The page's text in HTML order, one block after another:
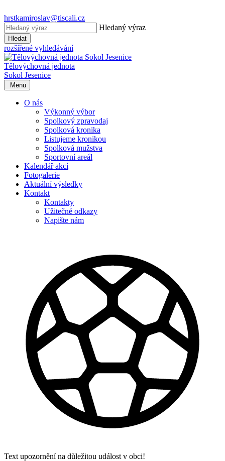
hrstkamiroslav@tiscali.cz
Hledaný výraz
Hledat
rozšířené vyhledávání
Tělovýchovná jednota
Sokol Jesenice
Menu
O nás
Výkonný výbor
Spolkový zpravodaj
Spolková kronika
Listujeme kronikou
Spolková mužstva
Sportovní areál
Kalendář akcí
Fotogalerie
Aktuální výsledky
Kontakt
Kontakty
Užitečné odkazy
Napište nám
Text upozornění na důležitou událost v obci!